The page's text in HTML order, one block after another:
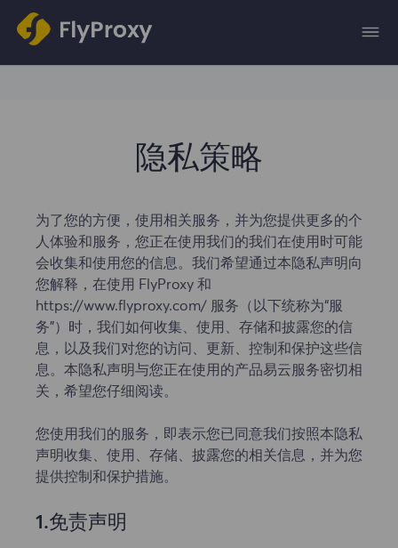
隐私策略
为了您的方便，使用相关服务，并为您提供更多的个
人体验和服务，您正在使用我们的我们在使用时可能
会收集和使用您的信息。我们希望通过本隐私声明向
您解释，在使用 FlyProxy 和
https://www.flyproxy.com/ 服务（以下统称为“服
务”）时，我们如何收集、使用、存储和披露您的信
息，以及我们对您的访问、更新、控制和保护这些信
息。本隐私声明与您正在使用的产品易云服务密切相
关，希望您仔细阅读。
您使用我们的服务，即表示您已同意我们按照本隐私
声明收集、使用、存储、披露您的相关信息，并为您
提供控制和保护措施。
1.免责声明